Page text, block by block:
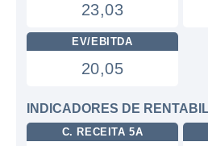
23,03
EV/EBITDA
20,05
INDICADORES DE
C. RECEITA 5A